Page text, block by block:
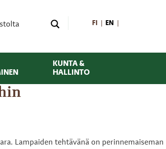
FI EN
KUNTA &
HALLINTO
Lampaiden tehtävänä on perinnemaiseman